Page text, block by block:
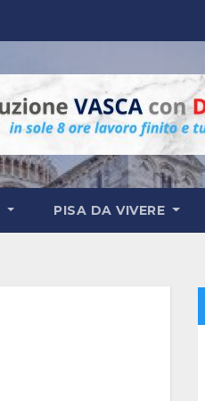
PISA DA VIVERE